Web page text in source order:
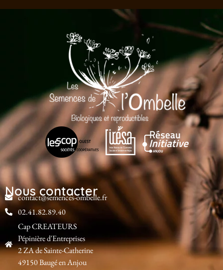
Nous contacter
contact@semences-ombelle.fr
02.41.82.89.40
Cap CREATEURS
Pépinière d'Entreprises
2 ZA de Sainte-Catherine
49150 Baugé en Anjou